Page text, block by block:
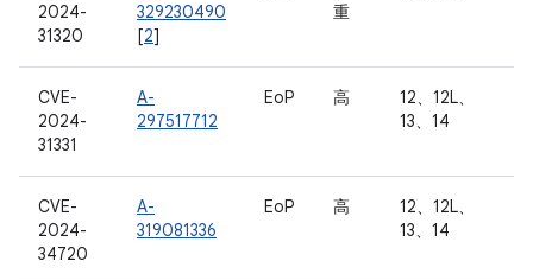
2024-
31320
329230490
[2]
重
CVE-
2024-
31331
A-
297517712
EoP 高
12、12L、
13、14
CVE-
2024-
34720
A-
319081336
EoP 高
12、12L、
13、14